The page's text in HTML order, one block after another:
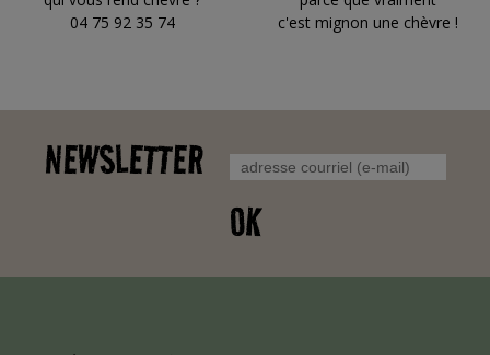
04 75 92 35 74
c'est mignon une chèvre !
NEWSLETTER
OK